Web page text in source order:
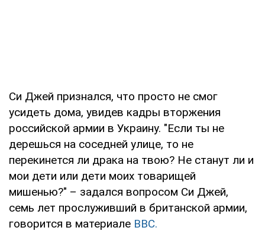
Си Джей признался, что просто не смог
усидеть дома, увидев кадры вторжения
российской армии в Украину. "Если ты не
дерешься на соседней улице, то не
перекинется ли драка на твою? Не станут ли и
мои дети или дети моих товарищей
мишенью?" – задался вопросом Си Джей,
семь лет прослуживший в британской армии,
говорится в материале BBC.